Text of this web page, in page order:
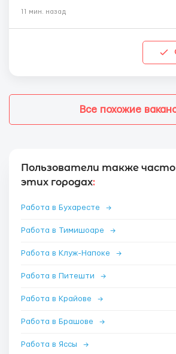
11 мин. назад
Все похожие
Пользователи также
этих городах:
Работа в Бухаресте →
Работа в Тимишоаре →
Работа в Клуж-Напоке →
Работа в Питешти →
Работа в Крайове →
Работа в Брашове →
Работа в Яссы →